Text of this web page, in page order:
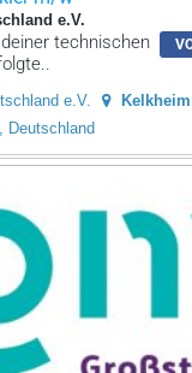
e.V.
technischen
e.V.
Kelkheim
Deutschland